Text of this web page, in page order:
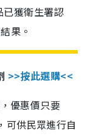
獲衛生署認
果。
>>按此選購<<
優惠價只要
可供民眾進行自